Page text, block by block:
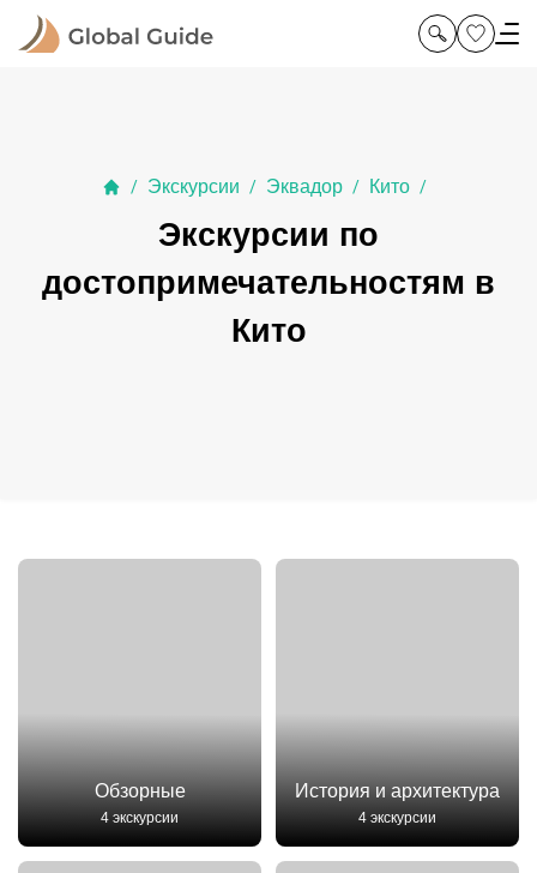
/ Экскурсии / Эквадор / Кито /
Экскурсии по
достопримечательностям в
Кито
Обзорные
4 экскурсии
История и архитектура
4 экскурсии